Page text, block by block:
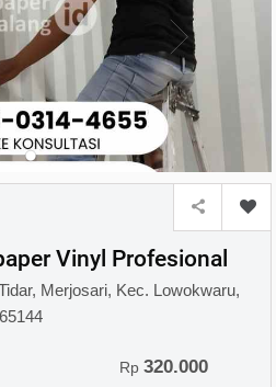
Vinyl Profesional
Merjosari, Kec. Lowokwaru,
Rp320.000